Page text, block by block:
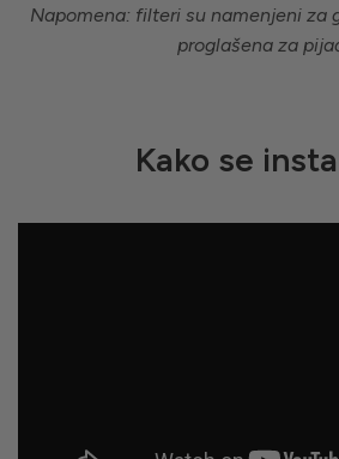
Napomena: filteri su namenjeni za
proglašena za
Kako se